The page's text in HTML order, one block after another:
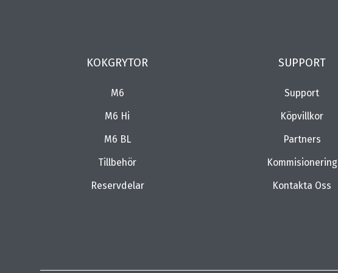
KOKGRYTOR
M6
M6 Hi
M6 BL
Tillbehör
Reservdelar
SUPPORT
Support
Köpvillkor
Partners
Kommisionering
Kontakta Oss